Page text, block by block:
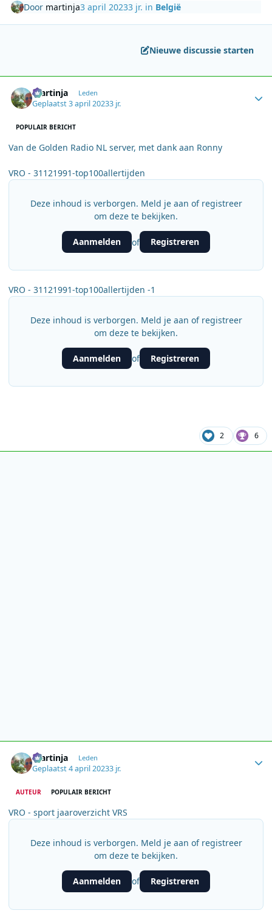
Door martinja3 april 20233 jr. in België
Nieuwe discussie starten
martinja Leden
Geplaatst3 april 20233 jr.
POPULAIR BERICHT
Van de Golden Radio NL server, met dank aan Ronny
VRO - 31121991-top100allertijden
Deze inhoud is verborgen. Meld je aan of registreer
om deze te bekijken.
Aanmelden of Registreren
VRO - 31121991-top100allertijden -1
Deze inhoud is verborgen. Meld je aan of registreer
om deze te bekijken.
Aanmelden of Registreren
2 6
martinja Leden
Geplaatst4 april 20233 jr.
AUTEUR POPULAIR BERICHT
VRO - sport jaaroverzicht VRS
Deze inhoud is verborgen. Meld je aan of registreer
om deze te bekijken.
Aanmelden of Registreren